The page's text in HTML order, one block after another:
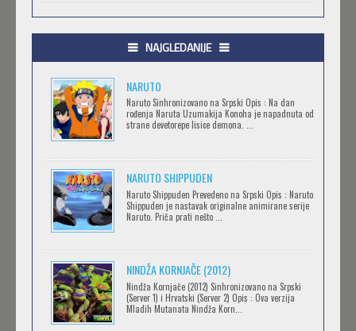
.HACK//GIFT
.HACK//LIMINALITY
Feb 12 2023 |Gledaj »
SOVA I EKIPA
Feb 12 2023 |Gledaj »
BLOODIVORES
Feb 12 2023 |Gledaj »
NAJGLEDANIJE
NARUTO
Naruto Sinhronizovano na Srpski Opis : Na dan
rođenja Naruta Uzumakija Konoha je napadnuta od
strane devetorepe lisice demona. ...
NARUTO SHIPPUDEN
Naruto Shippuden Prevedeno na Srpski Opis : Naruto
Shippuden je nastavak originalne animirane serije
Naruto. Priča prati nešto ...
NINDŽA KORNJAČE (2012)
Nindža Kornjače (2012) Sinhronizovano na Srpski
(Server 1) i Hrvatski (Server 2) Opis : Ova verzija
Mladih Mutanata Nindža Korn...